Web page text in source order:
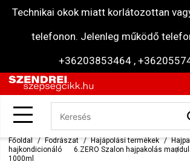
Technikai okok miatt korlátozottan
telefonon. Jelenleg működő
+36203853464 ,
Főoldal Fodrászat Hajápolási termékek
hajkondicionáló
6.ZERO Szalon hajpakolás
1000ml